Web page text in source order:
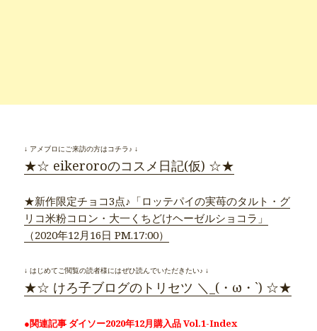
↓ アメブロにご来訪の方はコチラ♪ ↓
★☆ eikeroroのコスメ日記(仮) ☆★
★新作限定チョコ3点♪「ロッテパイの実苺のタルト・グ
リコ米粉コロン・大一くちどけヘーゼルショコラ」
（2020年12月16日 PM.17:00）
↓ はじめてご閲覧の読者様にはぜひ読んでいただきたい♪ ↓
★☆ けろ子ブログのトリセツ ＼_(・ω・`) ☆★
●関連記事 ダイソー2020年12月購入品 Vol.1-Index